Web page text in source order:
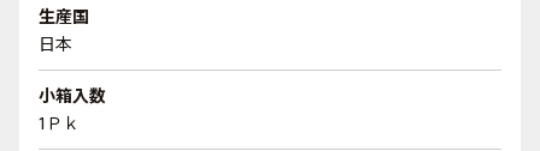
生産国
日本
小箱入数
1Ｐｋ